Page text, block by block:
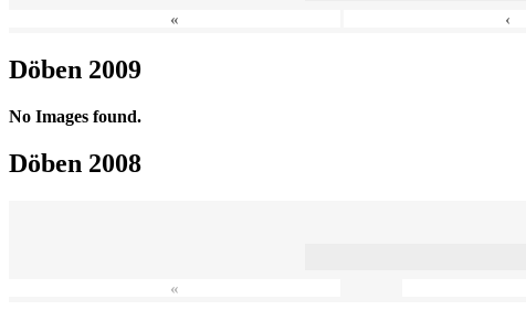
« ‹
Döben 2009
No Images found.
Döben 2008
«